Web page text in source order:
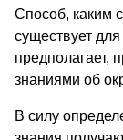
Способ, каким
существует для
предполагает,
знаниями об
В силу